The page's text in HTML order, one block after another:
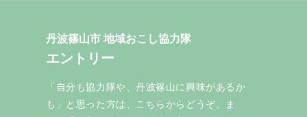
丹波篠山市 地域おこし協力隊
エントリー
「自分も協力隊や、丹波篠山に興味があるか
も」と思った方は、こちらからどうぞ。ま